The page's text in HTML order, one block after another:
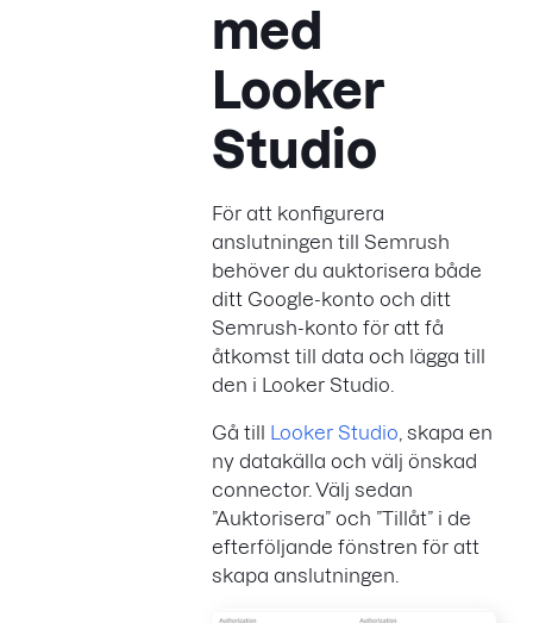
med
Looker
Studio
För att konfigurera
anslutningen till Semrush
behöver du auktorisera både
ditt Google-konto och ditt
Semrush-konto för att få
åtkomst till data och lägga till
den i Looker Studio.
Gå till Looker Studio , skapa en
ny datakälla och välj önskad
connector. Välj sedan
”Auktorisera” och ”Tillåt” i de
efterföljande fönstren för att
skapa anslutningen.